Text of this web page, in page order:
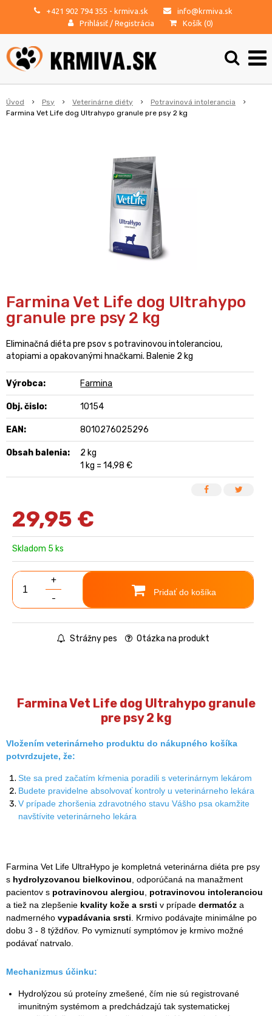
+421 902 794 355 - krmiva.sk
info@krmiva.sk
Prihlásiť / Registrácia Košík (0)
Úvod Psy Veterinárne diéty
Potravinová intolerancia
Farmina Vet Life dog Ultrahypo granule pre psy 2 kg
Farmina Vet Life dog Ultrahypo
granule pre psy 2 kg
Eliminačná diéta pre psov s potravinovou intoleranciou,
atopiami a opakovanými hnačkami. Balenie 2 kg
Výrobca: Farmina
Obj. čislo: 10154
EAN: 8010276025296
Obsah balenia:
2 kg
1 kg = 14,98 €
29,95 €
Skladom 5 ks
+
-
Pridať do košíka
Strážny pes Otázka na produkt
Farmina Vet Life dog Ultrahypo granule
pre psy 2 kg
Vložením veterinárneho produktu do nákupného košíka
potvrdzujete, že:
Ste sa pred začatím kŕmenia poradili s veterinárnym lekárom
Budete pravidelne absolvovať kontroly u veterinárneho lekára
V prípade zhoršenia zdravotného stavu Vášho psa okamžite
navštívite veterinárneho lekára
Farmina Vet Life UltraHypo je kompletná veterinárna diéta pre psy
s hydrolyzovanou bielkovinou , odporúčaná na manažment
pacientov s potravinovou alergiou
potravinovou intoleranciou
a tiež na zlepšenie kvality kože a srsti v prípade dermatóz a
nadmerného vypadávania srsti . Krmivo podávajte minimálne po
dobu 3 - 8 týždňov. Po vymiznutí symptómov je krmivo možné
podávať natrvalo.
Mechanizmus účinku:
Hydrolýzou sú proteíny zmešené, čím nie sú registrované
imunitným systémom a predchádzajú tak systematickej